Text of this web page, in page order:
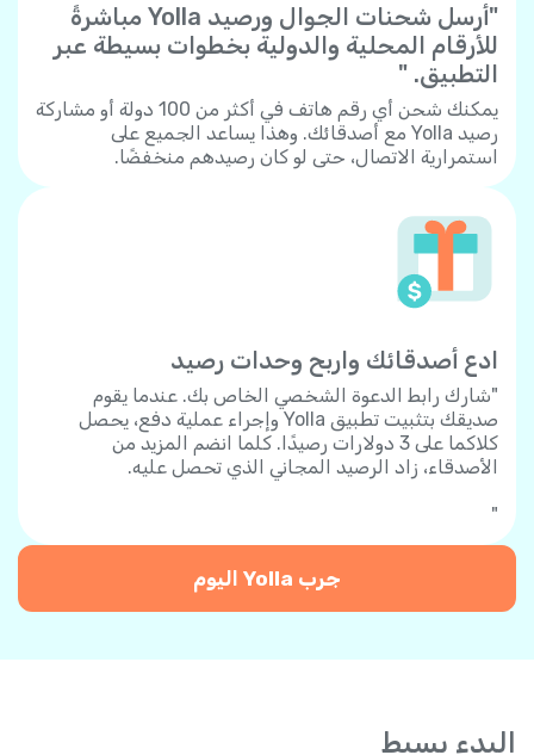
"أرسل شحنات الجوال ورصيد Yolla مباشرةً
للأرقام المحلية والدولية بخطوات بسيطة عبر
التطبيق. "
يمكنك شحن أي رقم هاتف في أكثر من 100 دولة أو مشاركة
رصيد Yolla مع أصدقائك. وهذا يساعد الجميع على
استمرارية الاتصال، حتى لو كان رصيدهم منخفضًا.
ادع أصدقائك واربح وحدات رصيد
"شارك رابط الدعوة الشخصي الخاص بك. عندما يقوم
صديقك بتثبيت تطبيق Yolla وإجراء عملية دفع، يحصل
كلاكما على 3 دولارات رصيدًا. كلما انضم المزيد من
الأصدقاء، زاد الرصيد المجاني الذي تحصل عليه.
"
جرب Yolla اليوم
البدء بسيط